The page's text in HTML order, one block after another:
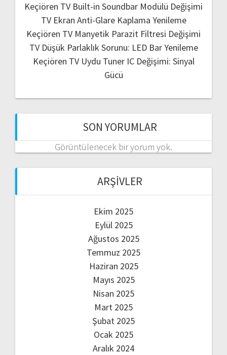
Keçiören TV Built-in Soundbar Modülü Değişimi
TV Ekran Anti-Glare Kaplama Yenileme
Keçiören TV Manyetik Parazit Filtresi Değişimi
TV Düşük Parlaklık Sorunu: LED Bar Yenileme
Keçiören TV Uydu Tuner IC Değişimi: Sinyal
Gücü
SON YORUMLAR
Görüntülenecek bir yorum yok.
ARŞIVLER
Ekim 2025
Eylül 2025
Ağustos 2025
Temmuz 2025
Haziran 2025
Mayıs 2025
Nisan 2025
Mart 2025
Şubat 2025
Ocak 2025
Aralık 2024